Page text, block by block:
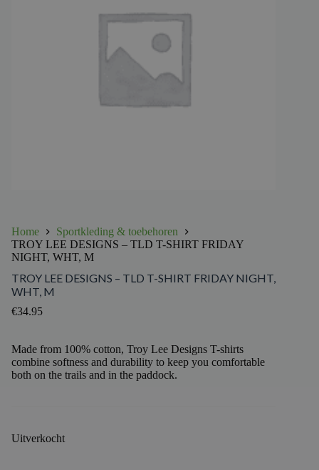
Home
Sportkleding & toebehoren
TROY LEE DESIGNS – TLD T-SHIRT FRIDAY
NIGHT, WHT, M
TROY LEE DESIGNS – TLD T-SHIRT FRIDAY NIGHT,
WHT, M
€34.95
Made from 100% cotton, Troy Lee Designs T-shirts
combine softness and durability to keep you comfortable
both on the trails and in the paddock.
Uitverkocht